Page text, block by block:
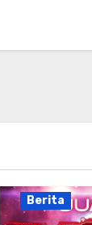
Berita